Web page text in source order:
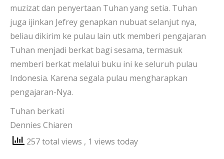
muzizat dan penyertaan Tuhan yang setia. Tuhan
juga ijinkan Jefrey genapkan nubuat selanjut nya,
beliau dikirim ke pulau lain utk memberi pengajaran
Tuhan menjadi berkat bagi sesama, termasuk
memberi berkat melalui buku ini ke seluruh pulau
Indonesia. Karena segala pulau mengharapkan
pengajaran-Nya.
Tuhan berkati
Dennies Chiaren
257 total views , 1 views today